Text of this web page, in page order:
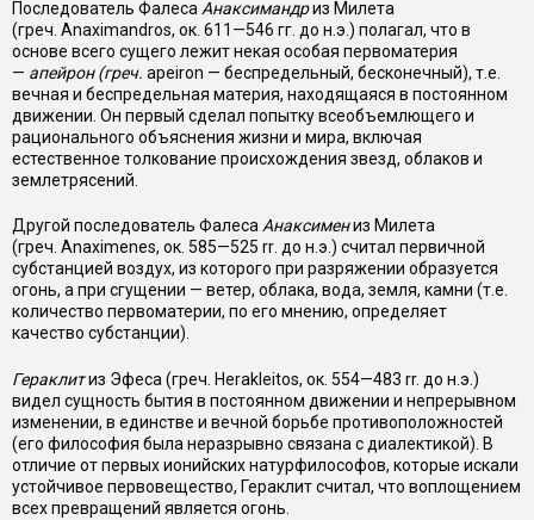
Последователь Фалеса Анаксимандриз Милета
(греч. Anaximandros, ок. 611—546 гг. до н.э.) полагал, что в
основе всего сущего лежит некая особая первоматерия
— апейрон (греч. apeiron — беспредельный, бесконечный), т.е.
вечная и беспредельная материя, находящаяся в постоянном
движении. Он первый сделал попытку всеобъемлющего и
рационального объяснения жизни и мира, включая
естественное толкование происхождения звезд, обла­ков и
землетрясений.
Другой последователь ФалесаАнаксимениз Милета
(греч. Anaximenes, ок. 585—525 rr. до н.э.) считал первичной
субстанцией воздух, из которого при разряжении образуется
огонь, а при сгущении — ветер, облака, вода, зем­ля, камни (т.е.
количество первоматерии, по его мнению, определяет
качество субстанции).
Гераклитиз Эфеса (греч. Herakleitos, ок. 554—483 rr. до н.э.)
видел сущ­ность бытия в постоянном движении и непрерывном
изменении, в единстве и вечной борьбе противоположностей
(его философия была неразрывно связана с диалектикой). В
отличие от первых ионийских натурфилософов, которые ис­кали
устойчивое первовещество, Гераклит считал, что воплощением
всех пре­вращений является огонь.